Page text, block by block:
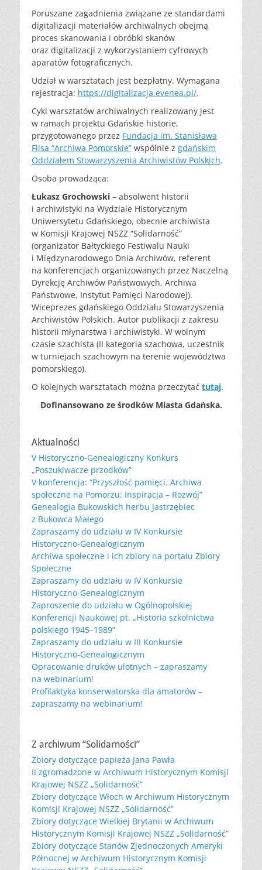
Poruszane zagadnienia związane ze standardami
digitalizacji materiałów archiwalnych obejmą
proces skanowania i obróbki skanów
oraz digitalizacji z wykorzystaniem cyfrowych
aparatów fotograficznych.
Udział w warsztatach jest bezpłatny. Wymagana
rejestracja: https://digitalizacja.evenea.pl/.
Cykl warsztatów archiwalnych realizowany jest
w ramach projektu Gdańskie historie,
przygotowanego przez Fundacja im. Stanisława
Flisa “Archiwa Pomorskie” wspólnie z gdańskim
Oddziałem Stowarzyszenia Archiwistów Polskich.
Osoba prowadząca:
Łukasz Grochowski – absolwent historii
i archiwistyki na Wydziale Historycznym
Uniwersytetu Gdańskiego, obecnie archiwista
w Komisji Krajowej NSZZ “Solidarność”
(organizator Bałtyckiego Festiwalu Nauki
i Międzynarodowego Dnia Archiwów, referent
na konferencjach organizowanych przez Naczelną
Dyrekcję Archiwów Państwowych, Archiwa
Państwowe, Instytut Pamięci Narodowej).
Wiceprezes gdańskiego Oddziału Stowarzyszenia
Archiwistów Polskich. Autor publikacji z zakresu
historii młynarstwa i archiwistyki. W wolnym
czasie szachista (II kategoria szachowa, uczestnik
w turniejach szachowym na terenie województwa
pomorskiego).
O kolejnych warsztatach można przeczytać tutaj.
Dofinansowano ze środków Miasta Gdańska.
Aktualności
V Historyczno-Genealogiczny Konkurs
„Poszukiwacze przodków”
V konferencja: “Przyszłość pamięci. Archiwa
społeczne na Pomorzu: Inspiracja – Rozwój”
Genealogia Bukowskich herbu Jastrzębiec
z Bukowca Małego
Zapraszamy do udziału w IV Konkursie
Historyczno-Genealogicznym
Archiwa społeczne i ich zbiory na portalu Zbiory
Społeczne
Zapraszamy do udziału w IV Konkursie
Historyczno-Genealogicznym
Zaproszenie do udziału w Ogólnopolskiej
Konferencji Naukowej pt. „Historia szkolnictwa
polskiego 1945–1989”
Zapraszamy do udziału w III Konkursie
Historyczno-Genealogicznym
Opracowanie druków ulotnych – zapraszamy
na webinarium!
Profilaktyka konserwatorska dla amatorów –
zapraszamy na webinarium!
Z archiwum “Solidarności”
Zbiory dotyczące papieża Jana Pawła
II zgromadzone w Archiwum Historycznym Komisji
Krajowej NSZZ „Solidarność”
Zbiory dotyczące Włoch w Archiwum Historycznym
Komisji Krajowej NSZZ „Solidarność”
Zbiory dotyczące Wielkiej Brytanii w Archiwum
Historycznym Komisji Krajowej NSZZ „Solidarność”
Zbiory dotyczące Stanów Zjednoczonych Ameryki
Północnej w Archiwum Historycznym Komisji